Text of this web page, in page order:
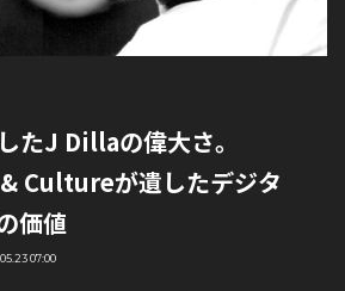
たJ Dillaの偉大さ。
Cultureが遺したデジタ
価値
07:00